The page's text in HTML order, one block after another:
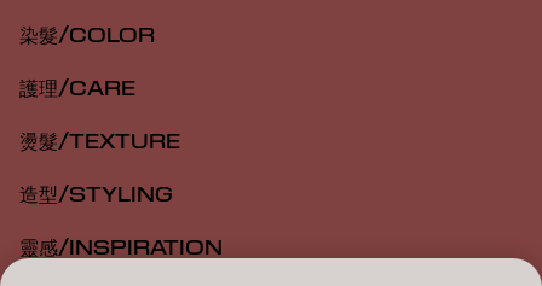
染髮/COLOR
護理/CARE
燙髮/TEXTURE
造型/STYLING
靈感/INSPIRATION